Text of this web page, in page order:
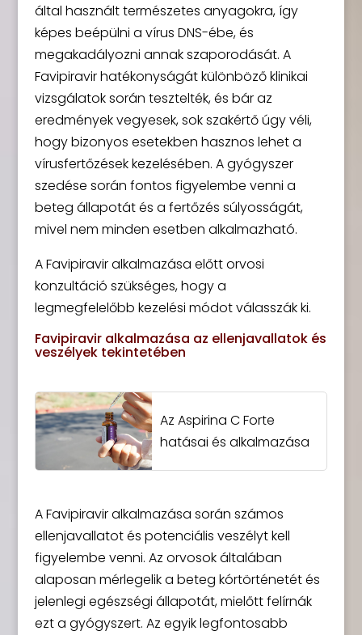
által használt természetes anyagokra, így
képes beépülni a vírus DNS-ébe, és
megakadályozni annak szaporodását. A
Favipiravir hatékonyságát különböző klinikai
vizsgálatok során tesztelték, és bár az
eredmények vegyesek, sok szakértő úgy véli,
hogy bizonyos esetekben hasznos lehet a
vírusfertőzések kezelésében. A gyógyszer
szedése során fontos figyelembe venni a
beteg állapotát és a fertőzés súlyosságát,
mivel nem minden esetben alkalmazható.
A Favipiravir alkalmazása előtt orvosi
konzultáció szükséges, hogy a
legmegfelelőbb kezelési módot válasszák ki.
Favipiravir alkalmazása az ellenjavallatok és
veszélyek tekintetében
Az Aspirina C Forte
hatásai és alkalmazása
A Favipiravir alkalmazása során számos
ellenjavallatot és potenciális veszélyt kell
figyelembe venni. Az orvosok általában
alaposan mérlegelik a beteg kórtörténetét és
jelenlegi egészségi állapotát, mielőtt felírnák
ezt a gyógyszert. Az egyik legfontosabb